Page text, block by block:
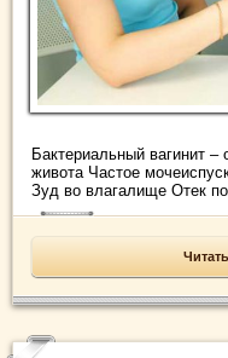
Бактериальный вагинит
живота Частое
Зуд во влагалище Отек